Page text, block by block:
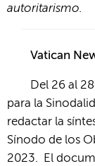
autoritarismo.
Vatican
Del 26 al
para la
redactar la
Sínodo de los
2023. El